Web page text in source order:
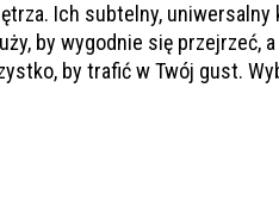
Ich subtelny,
by wygodnie się przejrzeć,
by trafić w Twój gust.